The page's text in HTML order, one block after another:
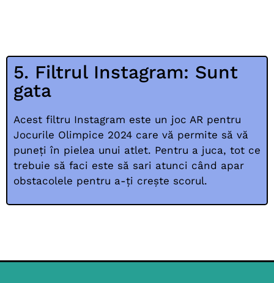
5. Filtrul Instagram: Sunt
gata
Acest filtru Instagram este un joc AR pentru
Jocurile Olimpice 2024 care vă permite să vă
puneți în pielea unui atlet. Pentru a juca, tot ce
trebuie să faci este să sari atunci când apar
obstacolele pentru a-ți crește scorul.